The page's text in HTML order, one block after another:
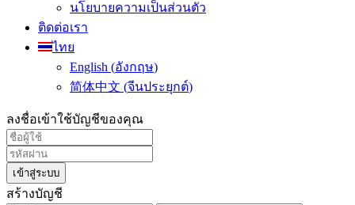
นโยบายความเป็นส่วนตัว
ติดต่อเรา
ไทย
English (อังกฤษ)
简体中文 (จีนประยุกต์)
ลงชื่อเข้าใช้บัญชีของคุณ
เข้าสู่ระบบ
สร้างบัญชี